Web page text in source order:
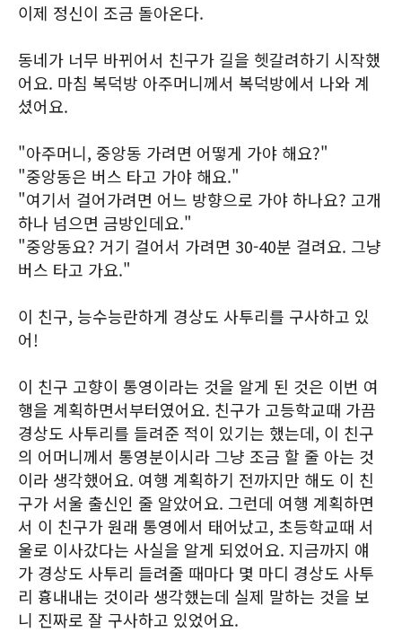
이제 정신이 조금 돌아온다.
동네가 너무 바뀌어서 친구가 길을 헷갈려하기 시작했
어요. 마침 복덕방 아주머니께서 복덕방에서 나와 계
셨어요.
"아주머니, 중앙동 가려면 어떻게 가야 해요?"
"중앙동은 버스 타고 가야 해요."
"여기서 걸어가려면 어느 방향으로 가야 하나요? 고개
하나 넘으면 금방인데요."
"중앙동요? 거기 걸어서 가려면 30-40분 걸려요. 그냥
버스 타고 가요."
이 친구, 능수능란하게 경상도 사투리를 구사하고 있
어!
이 친구 고향이 통영이라는 것을 알게 된 것은 이번 여
행을 계획하면서부터였어요. 친구가 고등학교때 가끔
경상도 사투리를 들려준 적이 있기는 했는데, 이 친구
의 어머니께서 통영분이시라 그냥 조금 할 줄 아는 것
이라 생각했어요. 여행 계획하기 전까지만 해도 이 친
구가 서울 출신인 줄 알았어요. 그런데 여행 계획하면
서 이 친구가 원래 통영에서 태어났고, 초등학교때 서
울로 이사갔다는 사실을 알게 되었어요. 지금까지 얘
가 경상도 사투리 들려줄 때마다 몇 마디 경상도 사투
리 흉내내는 것이라 생각했는데 실제 말하는 것을 보
니 진짜로 잘 구사하고 있었어요.